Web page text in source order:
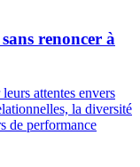
renoncer à
attentes envers
la diversité
de performance